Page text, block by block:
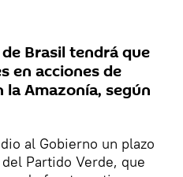
Brasil tendrá que
en acciones de
Amazonía, según
al Gobierno un plazo
Partido Verde, que